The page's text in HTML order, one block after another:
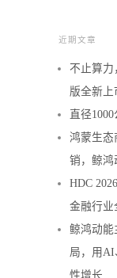
近期文章
不止算
版全新上
直径
鸿蒙生态
销，鲸鸿
HDC
金融行业
鲸鸿动能
局，用AI
性增长